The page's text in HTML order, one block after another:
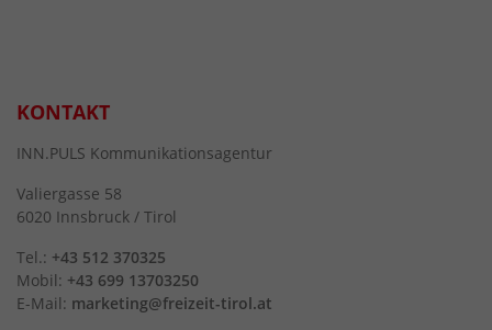
KONTAKT
INN.PULS Kommunikationsagentur
Valiergasse 58
6020 Innsbruck / Tirol
Tel.: +43 512 370325
Mobil: +43 699 13703250
E-Mail: marketing@freizeit-tirol.at